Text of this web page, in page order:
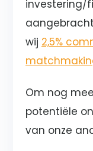
investering/
wij 2,5%
Om nog
potentiële
van onze